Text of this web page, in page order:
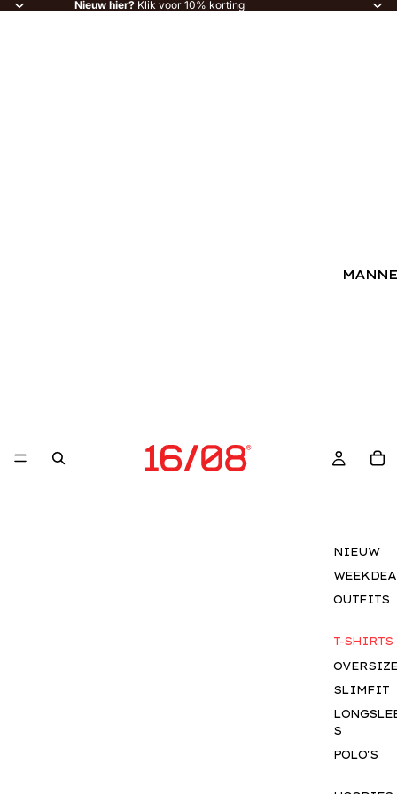
Nieuw hier? Klik voor 10% korting
NIEUW
OUTFITS
T-SHIRTS
SLIMFIT
S
POLO'S